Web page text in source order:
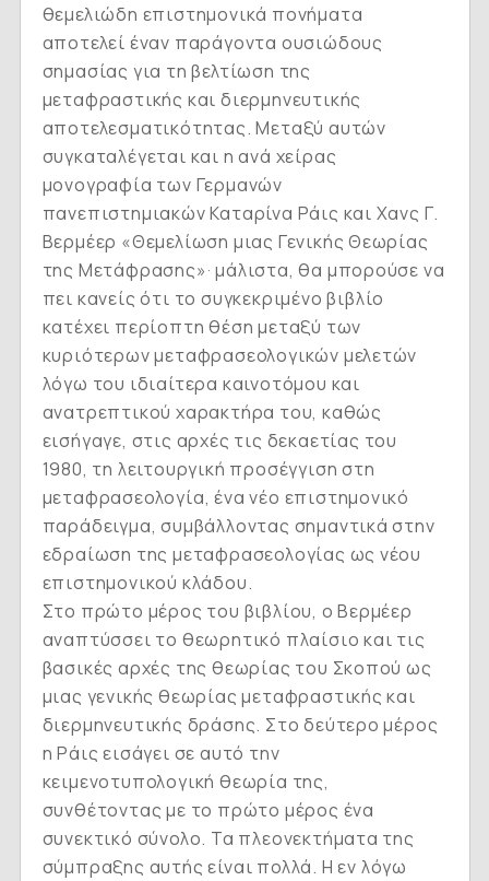
θεμελιώδη επιστημονικά πονήματα
αποτελεί έναν παράγοντα ουσιώδους
σημασίας για τη βελτίωση της
μεταφραστικής και διερμηνευτικής
αποτελεσματικότητας. Μεταξύ αυτών
συγκαταλέγεται και η ανά χείρας
μονογραφία των Γερμανών
πανεπιστημιακών Καταρίνα Ράις και Χανς Γ.
Βερμέερ «Θεμελίωση μιας Γενικής Θεωρίας
της Μετάφρασης»· μάλιστα, θα μπορούσε να
πει κανείς ότι το συγκεκριμένο βιβλίο
κατέχει περίοπτη θέση μεταξύ των
κυριότερων μεταφρασεολογικών μελετών
λόγω του ιδιαίτερα καινοτόμου και
ανατρεπτικού χαρακτήρα του, καθώς
εισήγαγε, στις αρχές τις δεκαετίας του
1980, τη λειτουργική προσέγγιση στη
μεταφρασεολογία, ένα νέο επιστημονικό
παράδειγμα, συμβάλλοντας σημαντικά στην
εδραίωση της μεταφρασεολογίας ως νέου
επιστημονικού κλάδου.
Στο πρώτο μέρος του βιβλίου, ο Βερμέερ
αναπτύσσει το θεωρητικό πλαίσιο και τις
βασικές αρχές της θεωρίας του Σκοπού ως
μιας γενικής θεωρίας μεταφραστικής και
διερμηνευτικής δράσης. Στο δεύτερο μέρος
η Ράις εισάγει σε αυτό την
κειμενοτυπολογική θεωρία της,
συνθέτοντας με το πρώτο μέρος ένα
συνεκτικό σύνολο. Τα πλεονεκτήματα της
σύμπραξης αυτής είναι πολλά. Η εν λόγω